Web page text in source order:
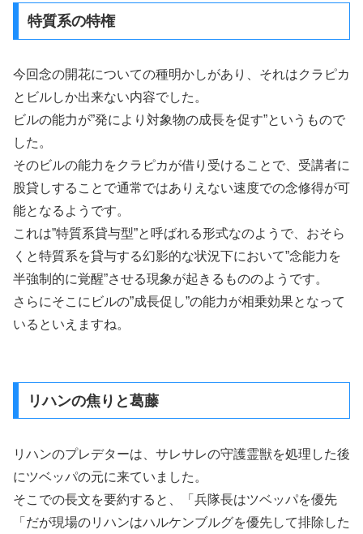
特質系の特権
今回念の開花についての種明かしがあり、それはクラピカ
とビルしか出来ない内容でした。
ビルの能力が”発により対象物の成長を促す”というもので
した。
そのビルの能力をクラピカが借り受けることで、受講者に
股貸しすることで通常ではありえない速度での念修得が可
能となるようです。
これは”特質系貸与型”と呼ばれる形式なのようで、おそら
くと特質系を貸与する幻影的な状況下において”念能力を
半強制的に覚醒”させる現象が起きるもののようです。
さらにそこにビルの”成長促し”の能力が相乗効果となって
いるといえますね。
リハンの焦りと葛藤
リハンのプレデターは、サレサレの守護霊獣を処理した後
にツベッパの元に来ていました。
そこでの長文を要約すると、「兵隊長はツベッパを優先
「だが現場のリハンはハルケンブルグを優先して排除した